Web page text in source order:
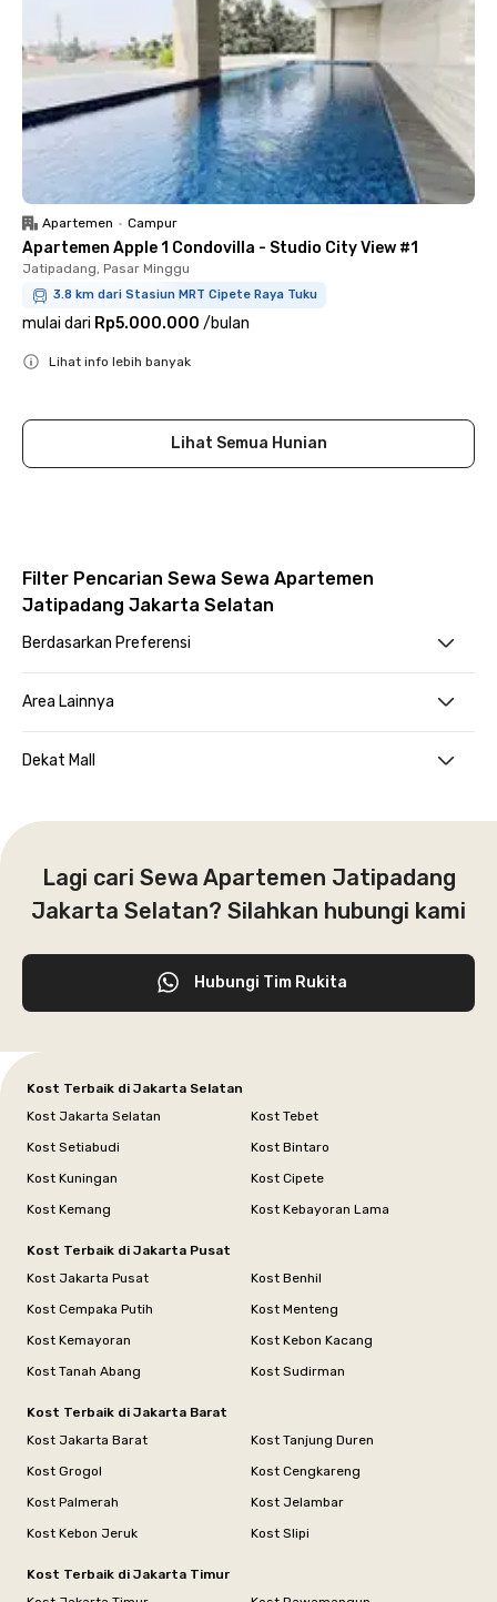
Apartemen • Campur
Apartemen Apple 1 Condovilla - Studio City View #1
Jatipadang, Pasar Minggu
3.8 km dari Stasiun MRT Cipete Raya Tuku
mulai dari Rp5.000.000 /bulan
Lihat info lebih banyak
Lihat Semua Hunian
Filter Pencarian Sewa Sewa Apartemen
Jatipadang Jakarta Selatan
Berdasarkan Preferensi
Area Lainnya
Dekat Mall
Lagi cari Sewa Apartemen Jatipadang
Jakarta Selatan? Silahkan hubungi kami
Hubungi Tim Rukita
Kost Terbaik di Jakarta Selatan
Kost Jakarta Selatan
Kost Tebet
Kost Setiabudi
Kost Bintaro
Kost Kuningan
Kost Cipete
Kost Kemang
Kost Kebayoran Lama
Kost Terbaik di Jakarta Pusat
Kost Jakarta Pusat
Kost Benhil
Kost Cempaka Putih
Kost Menteng
Kost Kemayoran
Kost Kebon Kacang
Kost Tanah Abang
Kost Sudirman
Kost Terbaik di Jakarta Barat
Kost Jakarta Barat
Kost Tanjung Duren
Kost Grogol
Kost Cengkareng
Kost Palmerah
Kost Jelambar
Kost Kebon Jeruk
Kost Slipi
Kost Terbaik di Jakarta Timur